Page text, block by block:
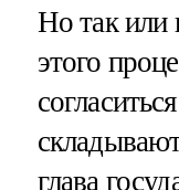
Но так или
этого
глава